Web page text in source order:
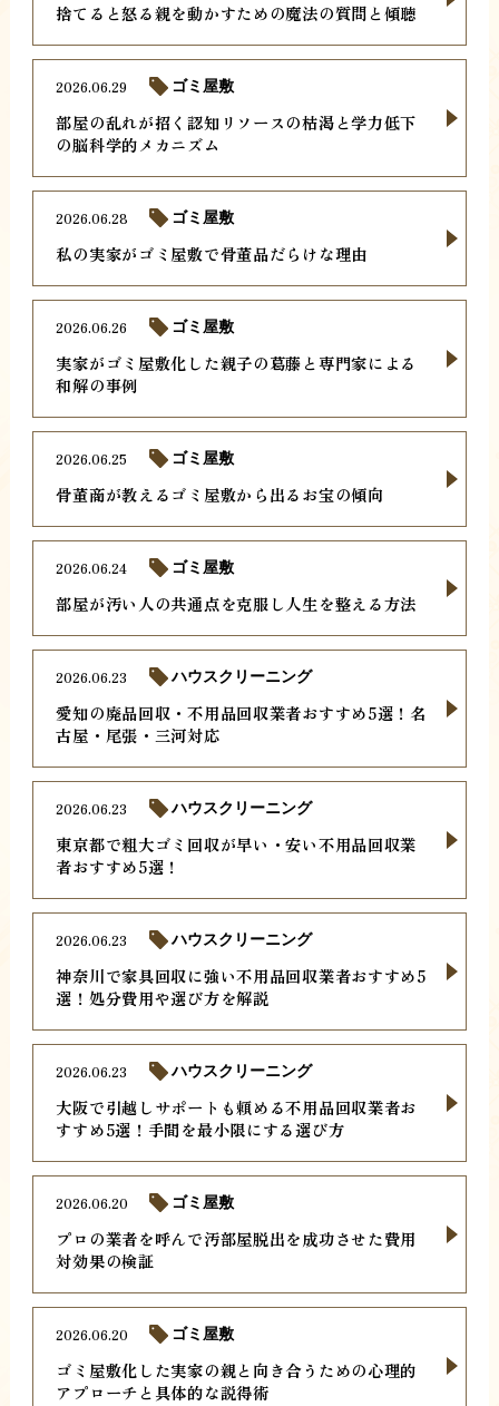
捨てると怒る親を動かすための魔法の質問と傾聴
部屋の乱れが招く認知リソースの枯渇と学力低下
の脳科学的メカニズム
2026.06.29 ゴミ屋敷
私の実家がゴミ屋敷で骨董品だらけな理由
2026.06.28 ゴミ屋敷
実家がゴミ屋敷化した親子の葛藤と専門家による
和解の事例
2026.06.26 ゴミ屋敷
骨董商が教えるゴミ屋敷から出るお宝の傾向
2026.06.25 ゴミ屋敷
部屋が汚い人の共通点を克服し人生を整える方法
2026.06.24 ゴミ屋敷
愛知の廃品回収・不用品回収業者おすすめ5選！名
古屋・尾張・三河対応
2026.06.23 ハウスクリーニング
東京都で粗大ゴミ回収が早い・安い不用品回収業
者おすすめ5選！
2026.06.23 ハウスクリーニング
神奈川で家具回収に強い不用品回収業者おすすめ5
選！処分費用や選び方を解説
2026.06.23 ハウスクリーニング
大阪で引越しサポートも頼める不用品回収業者お
すすめ5選！手間を最小限にする選び方
2026.06.23 ハウスクリーニング
プロの業者を呼んで汚部屋脱出を成功させた費用
対効果の検証
2026.06.20 ゴミ屋敷
ゴミ屋敷化した実家の親と向き合うための心理的
アプローチと具体的な説得術
2026.06.20 ゴミ屋敷